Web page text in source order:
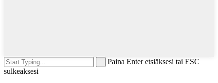
Paina Enter etsiäksesi tai ESC
sulkeaksesi